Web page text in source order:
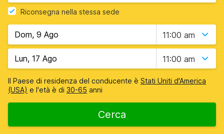
Riconsegna nella stessa sede
11:00 am
11:00 am
Il Paese di residenza del conducente è Stati Uniti d'America
(USA) e l'età è di 30-65 anni
Cerca